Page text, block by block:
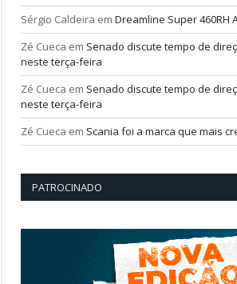
Sérgio Caldeira em Dreamline Super 460RH
Zé Cueca em Senado discute tempo de
neste terça-feira
Zé Cueca em Senado discute tempo de
neste terça-feira
Zé Cueca em Scania foi a marca que mais
PATROCINADO